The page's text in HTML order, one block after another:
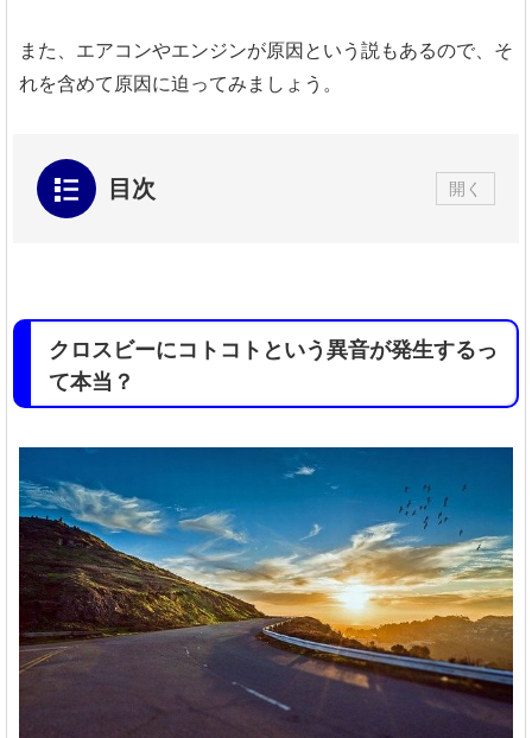
また、エアコンやエンジンが原因という説もあるので、そ
れを含めて原因に迫ってみましょう。
目次 開く
クロスビーにコトコトという異音が発生するっ
て本当？